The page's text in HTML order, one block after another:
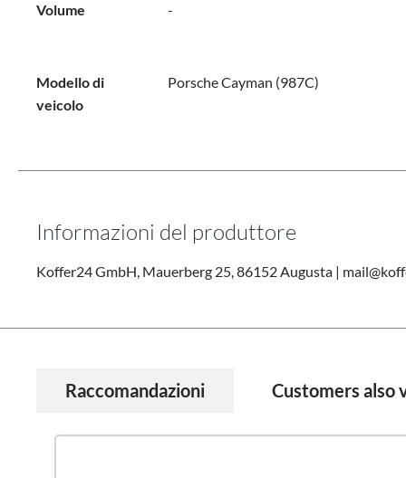
Volume -
Modello di
veicolo
Porsche Cayman (987C)
Informazioni del produttore
Koffer24 GmbH, Mauerberg 25, 86152 Augusta |
Raccomandazioni Customers also